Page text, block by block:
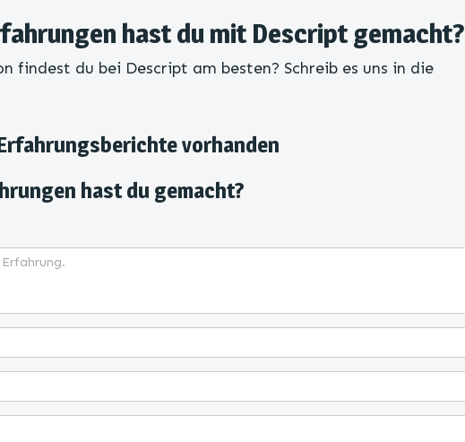
hast du mit Descript gemacht?
findest du bei Descript am besten? Schreib es uns in die
vorhanden
hast du gemacht?